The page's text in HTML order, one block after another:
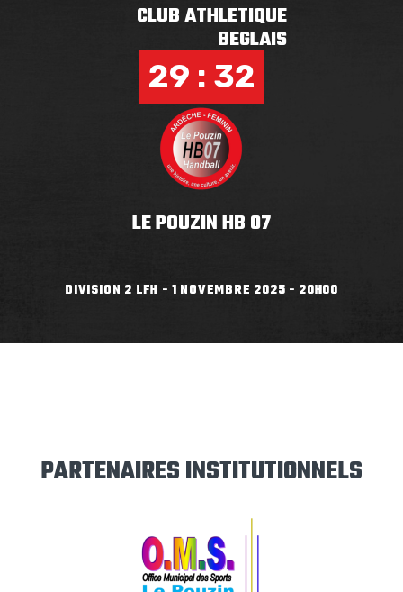
CLUB ATHLETIQUE
BEGLAIS
29 : 32
LE POUZIN HB 07
DIVISION 2 LFH - 1 NOVEMBRE 2025 - 20H00
PARTENAIRES INSTITUTIONNELS